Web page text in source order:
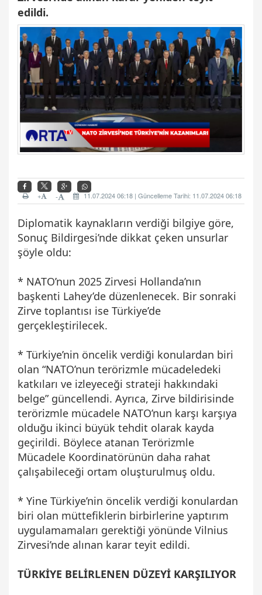
edildi.
11.07.2024 06:18 | Güncelleme Tarihi: 11.07.2024 06:18
-
+
Diplomatik kaynakların verdiği bilgiye göre,
Sonuç Bildirgesi’nde dikkat çeken unsurlar
şöyle oldu:
* NATO’nun 2025 Zirvesi Hollanda’nın
başkenti Lahey’de düzenlenecek. Bir sonraki
Zirve toplantısı ise Türkiye’de
gerçekleştirilecek.
* Türkiye’nin öncelik verdiği konulardan biri
olan “NATO’nun terörizmle mücadeledeki
katkıları ve izleyeceği strateji hakkındaki
belge” güncellendi. Ayrıca, Zirve bildirisinde
terörizmle mücadele NATO’nun karşı karşıya
olduğu ikinci büyük tehdit olarak kayda
geçirildi. Böylece atanan Terörizmle
Mücadele Koordinatörünün daha rahat
çalışabileceği ortam oluşturulmuş oldu.
* Yine Türkiye’nin öncelik verdiği konulardan
biri olan müttefiklerin birbirlerine yaptırım
uygulamamaları gerektiği yönünde Vilnius
Zirvesi’nde alınan karar teyit edildi.
TÜRKİYE BELİRLENEN DÜZEYİ KARŞILIYOR